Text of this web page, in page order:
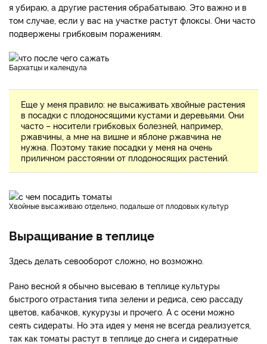
я убираю, а другие растения обрабатываю. Это важно и в
том случае, если у вас на участке растут флоксы. Они часто
подвержены грибковым поражениям.
Бархатцы и календула
Еще у меня правило: не высаживать хвойные растения
в посадки с плодоносящими кустами и деревьями. Они
часто – носители грибковых болезней, например,
ржавчины, а мне на вишне и яблоне ржавчина не
нужна. Поэтому такие посадки у меня на очень
приличном расстоянии от плодоносящих растений.
Хвойные высаживаю отдельно, подальше от плодовых культур
Выращивание в теплице
Здесь делать севооборот сложно, но возможно.
Рано весной я обычно высеваю в теплице культуры
быстрого отрастания типа зелени и редиса, сею рассаду
цветов, кабачков, кукурузы и прочего. А с осени можно
сеять сидераты. Но эта идея у меня не всегда реализуется,
так как томаты растут в теплице до снега и сидератные